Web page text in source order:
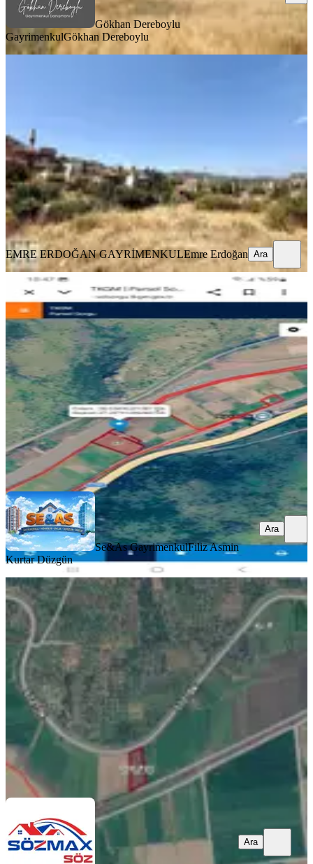
Gökhan Dereboylu
GayrimenkulGökhan Dereboylu
10.500.000 ₺
EMRE ERDOĞAN GAYRİMENKULEmre Erdoğan
Ara
EMRE ERDOĞAN GAYRİMENKULEmre Erdoğan Ara
YENİ
Se&as Exclusıve:izmir Menemen
Ayvacık'da 9275 M2 Satılık Bağ
İzmir, Menemen
9275 m²·1.348/m²· 31.07.2026
12.500.000 ₺
Se&As GayrimenkulFiliz Asmin Kurtar Düzgün
Ara
Se&As GayrimenkulFiliz Asmin
Kurtar Düzgün
Ara
İzmir Menemen'de Fırsat Satılık Hobi
Bahçesi Köşe Parsel
İzmir, Menemen
289 m²
· 03.08.2026
850.000 ₺
SÖZMAX SÖZ 3Atilla Berkten
Ara
Ara